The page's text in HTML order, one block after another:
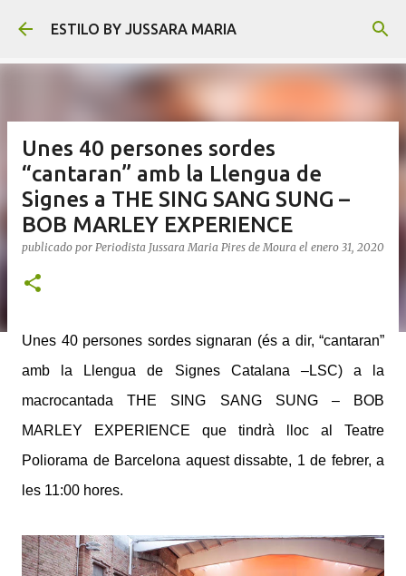
Ir al contenido principal
ESTILO BY JUSSARA MARIA
Unes 40 persones sordes
“cantaran” amb la Llengua de
Signes a THE SING SANG SUNG –
BOB MARLEY EXPERIENCE
publicado por Periodista Jussara Maria Pires de Moura el enero 31, 2020
Unes 40 persones sordes signaran (és a dir, “cantaran”
amb la Llengua de Signes Catalana –LSC) a la
macrocantada THE SING SANG SUNG – BOB
MARLEY EXPERIENCE que tindrà lloc al Teatre
Poliorama de Barcelona aquest dissabte, 1 de febrer, a
les 11:00 hores.